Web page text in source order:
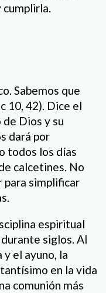
Sabemos que
10, 42). Dice el
Dios y su
dará por
todos los días
calcetines. No
para simplificar
espiritual
siglos. Al
y el ayuno, la
en la vida
comunión más